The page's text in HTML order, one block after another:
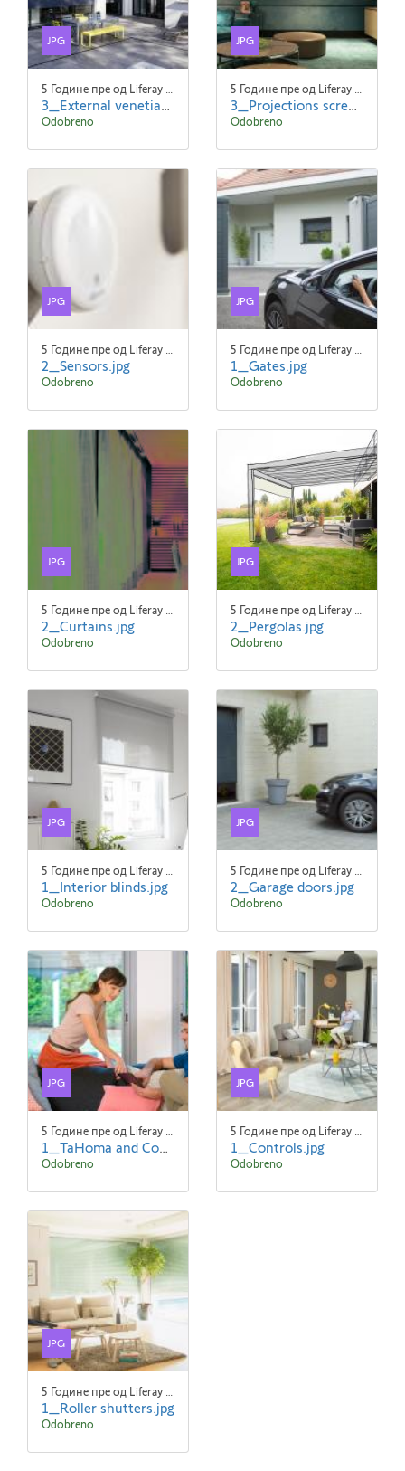
JPG
5 Године пре од Liferay Admin Liferay Admin
3_External venetian blinds.jpg
Odobreno
JPG
5 Године пре од Liferay Admin Liferay Admin
3_Projections screens.jpg
Odobreno
JPG
5 Године пре од Liferay Admin Liferay Admin
2_Sensors.jpg
Odobreno
JPG
5 Године пре од Liferay Admin Liferay Admin
1_Gates.jpg
Odobreno
JPG
5 Године пре од Liferay Admin Liferay Admin
2_Curtains.jpg
Odobreno
JPG
5 Године пре од Liferay Admin Liferay Admin
2_Pergolas.jpg
Odobreno
JPG
5 Године пре од Liferay Admin Liferay Admin
1_Interior blinds.jpg
Odobreno
JPG
5 Године пре од Liferay Admin Liferay Admin
2_Garage doors.jpg
Odobreno
JPG
5 Године пре од Liferay Admin Liferay Admin
1_TaHoma and Connexoon.jpg
Odobreno
JPG
5 Године пре од Liferay Admin Liferay Admin
1_Controls.jpg
Odobreno
JPG
5 Године пре од Liferay Admin Liferay Admin
1_Roller shutters.jpg
Odobreno